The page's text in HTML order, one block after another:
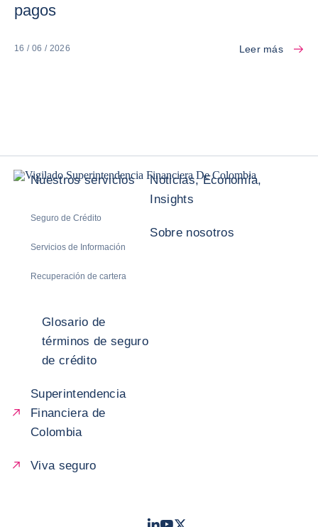
pagos
16 / 06 / 2026 Leer más
Nuestros servicios
Seguro de Crédito
Servicios de Información
Recuperación de cartera
Noticias, Economía,
Insights
Sobre nosotros
Glosario de
términos de seguro
de crédito
Superintendencia
Financiera de
Colombia
Viva seguro
LinkedIn
Youtube
Twitter